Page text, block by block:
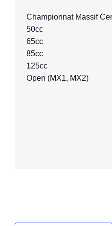
Championnat Massif
50cc
65cc
85cc
Open (MX1, MX2)